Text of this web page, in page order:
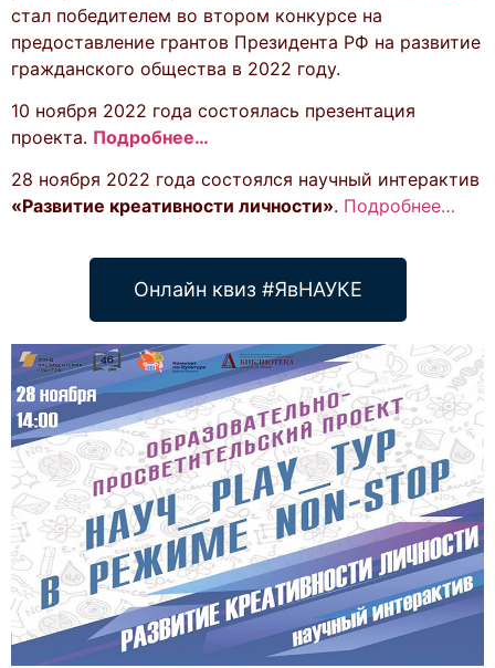
стал победителем во втором конкурсе на
предоставление грантов Президента РФ на развитие
гражданского общества в 2022 году.
10 ноября 2022 года состоялась презентация
проекта. Подробнее…
28 ноября 2022 года состоялся научный интерактив
«Развитие креативности личности». Подробнее…
Онлайн квиз #ЯвНАУКЕ